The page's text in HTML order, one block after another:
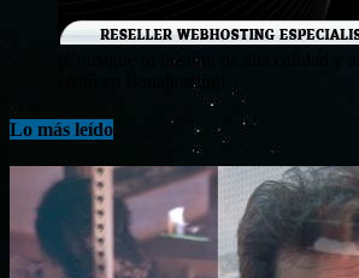
¡Consigue tu hosting de alta calidad y a
costo en Banahosting!
Lo más leído